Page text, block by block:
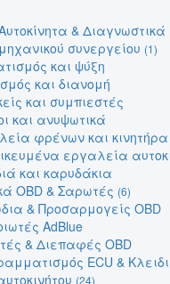
& Διαγνωστικά
συνεργείου (1)
και ψύξη
και διανομή
και συμπιεστές
και ανυψωτικά
φρένων και κινητήρα
εργαλεία
και καρυδάκια
OBD & Σαρωτές (6)
& Προσαρμογείς OBD
AdBlue
& Διεπαφές OBD
ECU &
(24)